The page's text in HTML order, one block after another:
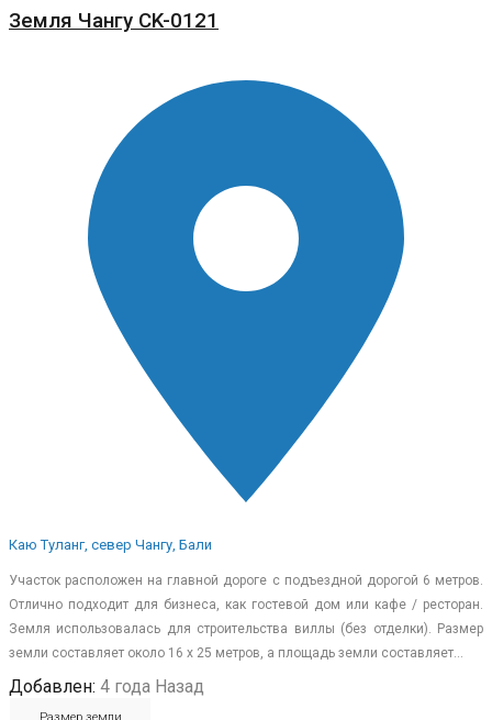
Земля Чангу CK-0121
Каю Туланг, север Чангу, Бали
Участок расположен на главной дороге с подъездной дорогой 6 метров.
Отлично подходит для бизнеса, как гостевой дом или кафе / ресторан.
Земля использовалась для строительства виллы (без отделки). Размер
земли составляет около 16 х 25 метров, а площадь земли составляет…
Добавлен: 4 года Назад